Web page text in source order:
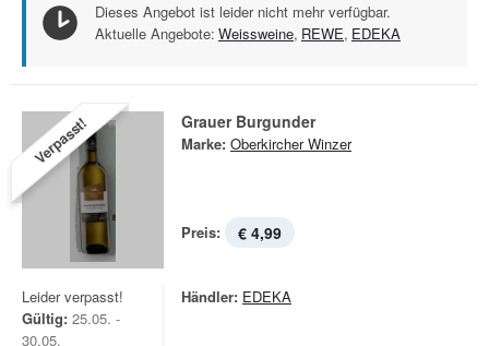
Dieses Angebot ist leider nicht mehr verfügbar.
Aktuelle Angebote: Weissweine, REWE, EDEKA
Verpasst! Grauer Burgunder
Marke: Oberkircher Winzer
Preis: € 4,99
Leider verpasst!
Gültig: 25.05. -
30.05.
Händler: EDEKA